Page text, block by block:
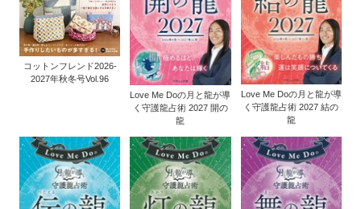
コットンフレンド2026-
2027年秋冬号Vol.96
Love Me Doの月と龍が導
く守護龍占術 2027 開の
龍
Love Me Doの月と龍が導
く守護龍占術 2027 結の
龍